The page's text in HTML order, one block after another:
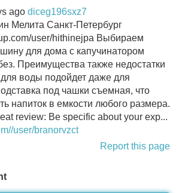
ago diceg196sxz7
Мелита Санкт-Петербург
user/hithinejpa Выбираем
для дома с капучинатором
Преимущества также недостатки
воды подойдет даже для
под чашки съемная, что
напиток в емкости любого размера.
review: Be specific about your exp...
user/branorvzct
Report this page